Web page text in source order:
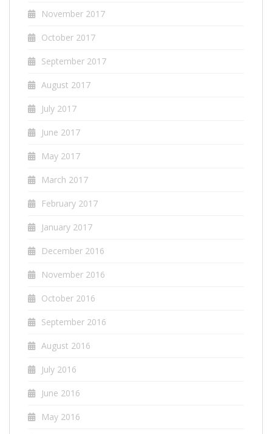
November 2017
October 2017
September 2017
August 2017
July 2017
June 2017
May 2017
March 2017
February 2017
January 2017
December 2016
November 2016
October 2016
September 2016
August 2016
July 2016
June 2016
May 2016